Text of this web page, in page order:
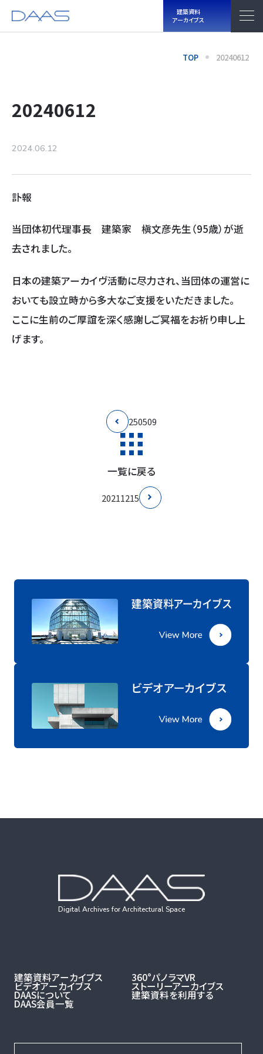
建築資料
アーカイブス
TOP 20240612
20240612
2024.06.12
訃報
当団体初代理事長 建築家 槇文彦先生（95歳）が逝
去されました。
日本の建築アーカイヴ活動に尽力され、当団体の運営に
おいても設立時から多大なご支援をいただきました。
ここに生前のご厚誼を深く感謝しご冥福をお祈り申し上
げます。
250509
一覧に戻る
20211215
Digital Archives for Architectural Space
建築資料アーカイブス 360°パノラマVR
ビデオアーカイブス ストーリーアーカイブス
DAASについて 建築資料を利用する
DAAS会員一覧